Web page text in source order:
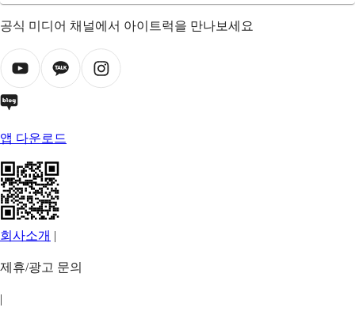
공식 미디어 채널에서 아이트럭을 만나보세요
앱 다운로드
회사소개 |
제휴/광고 문의
|